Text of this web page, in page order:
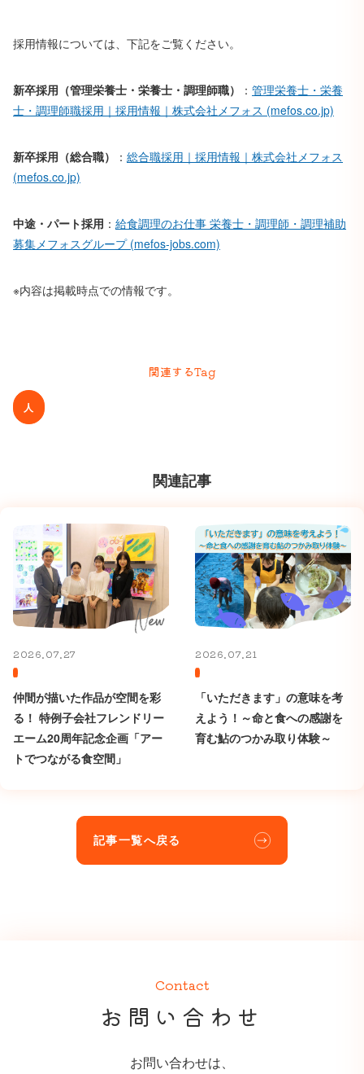
採用情報については、下記をご覧ください。
新卒採用（管理栄養士・栄養士・調理師職） ： 管理栄養士・栄養
士・調理師職採用｜採用情報｜株式会社メフォス (mefos.co.jp)
新卒採用（総合職） ： 総合職採用｜採用情報｜株式会社メフォス
(mefos.co.jp)
中途・パート採用 ： 給食調理のお仕事 栄養士・調理師・調理補助
募集メフォスグループ (mefos-jobs.com)
※内容は掲載時点での情報です。
関連するTag
人
関連記事
2026.07.27
仲間が描いた作品が空間を彩
る！ 特例子会社フレンドリー
エーム20周年記念企画「アー
トでつながる食空間」
2026.07.21
「いただきます」の意味を考
えよう！～命と食への感謝を
育む鮎のつかみ取り体験～
記事一覧へ戻る
Contact
お問い合わせ
お問い合わせは、